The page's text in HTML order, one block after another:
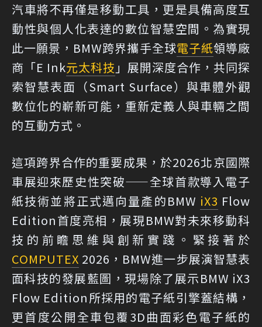
汽車將不再僅是移動工具，更是具備高度互
動性與個人化表達的數位智慧空間。為實現
此一願景，BMW跨界攜手全球電子紙領導廠
商「E Ink元太科技 」展開深度合作，共同探
索智慧表面（Smart Surface）與車體外觀
數位化的嶄新可能，重新定義人與車輛之間
的互動方式。
這項跨界合作的重要成果，於2026北京國際
車展迎來歷史性突破——全球首款導入電子
紙技術並將正式邁向量產的BMW iX3 Flow
Edition首度亮相，展現BMW對未來移動科
技的前瞻思維與創新實踐。緊接著於
COMPUTEX 2026，BMW進一步展演智慧表
面科技的發展藍圖，現場除了展示BMW iX3
Flow Edition所採用的電子紙引擎蓋結構，
更首度公開全車包覆3D曲面彩色電子紙的